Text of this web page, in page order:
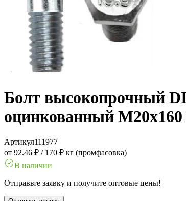
Болт высокопрочный
оцинкованный
Артикул111977
от 92.46 ₽ / 170 ₽ кг (промфасовка)
В наличии
Отправьте заявку и получите оптовые цены!